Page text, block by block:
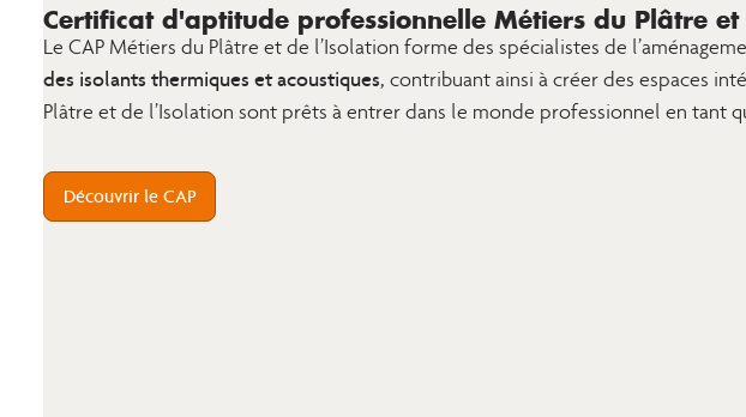
Certificat d'aptitude professionnelle Métiers du Plâtre
Le CAP Métiers du Plâtre et de l’Isolation forme des spécialistes de
des isolants thermiques et acoustiques, contribuant ainsi à créer des espaces
Plâtre et de l’Isolation sont prêts à entrer dans le monde professionnel en tant
Découvrir le CAP